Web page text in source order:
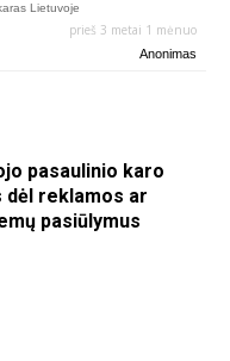
Lietuvoje
prieš 3 metai 1 mėnuo
Anonimas
pasaulinio karo
reklamos ar
pasiūlymus